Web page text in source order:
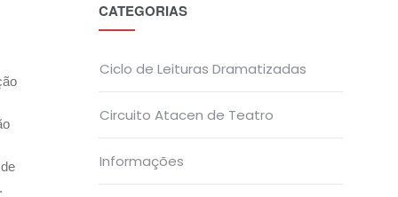
CATEGORIAS
Ciclo de Leituras Dramatizadas
Circuito Atacen de Teatro
Informações